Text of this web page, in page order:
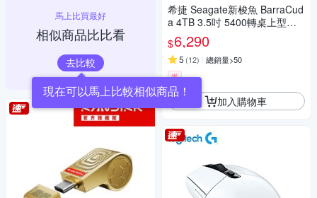
馬上比買最好
相似商品比比看
去比較
現在可以馬上比較相似商品！
希捷 Seagate新梭魚 BarraCud
a 4TB 3.5吋 5400轉桌上型硬
碟（ST4000DM004）
$6,290
5 (12) 總銷量>50
券
加入購物車